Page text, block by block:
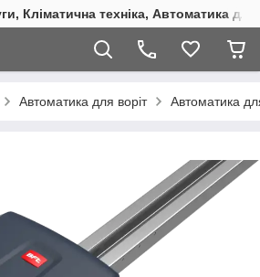
Кліматична техніка, Автоматика
Автоматика для воріт Автоматика